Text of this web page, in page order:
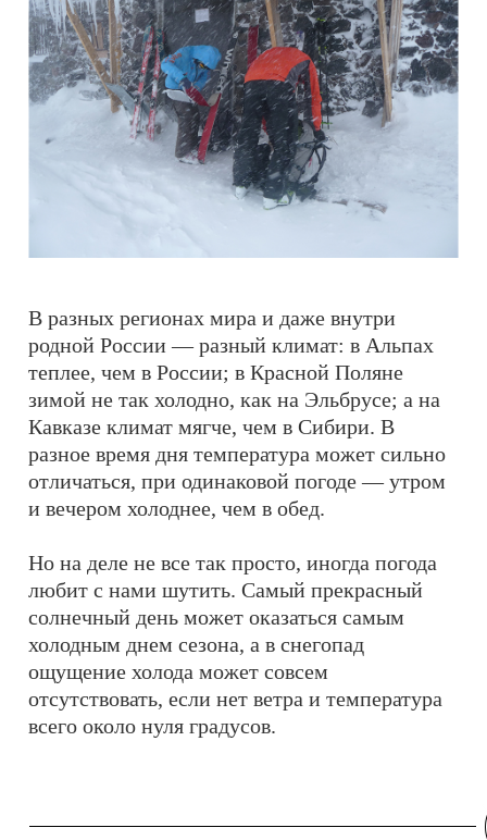
В разных регионах мира и даже внутри
родной России — разный климат: в Альпах
теплее, чем в России; в Красной Поляне
зимой не так холодно, как на Эльбрусе; а на
Кавказе климат мягче, чем в Сибири. В
разное время дня температура может сильно
отличаться, при одинаковой погоде — утром
и вечером холоднее, чем в обед.
Но на деле не все так просто, иногда погода
любит с нами шутить. Самый прекрасный
солнечный день может оказаться самым
холодным днем сезона, а в снегопад
ощущение холода может совсем
отсутствовать, если нет ветра и температура
всего около нуля градусов.